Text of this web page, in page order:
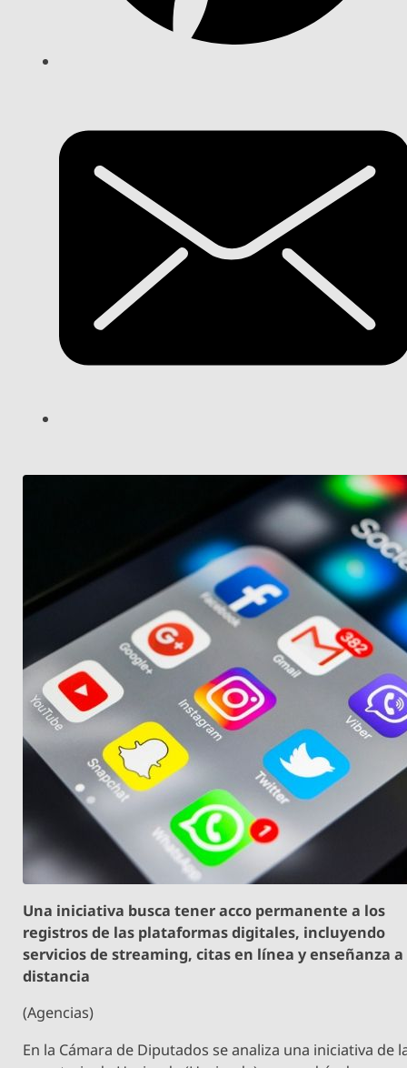
Una iniciativa busca tener acco permanente a los
registros de las plataformas digitales, incluyendo
servicios de streaming, citas en línea y enseñanza a
distancia
(Agencias)
En la Cámara de Diputados se analiza una iniciativa de